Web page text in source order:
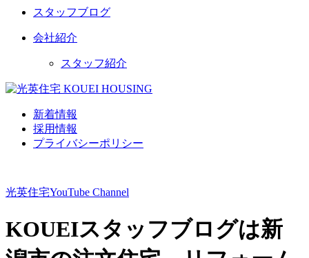
スタッフブログ
会社紹介
スタッフ紹介
新着情報
採用情報
プライバシーポリシー
光英住宅YouTube Channel
KOUEIスタッフブログは新